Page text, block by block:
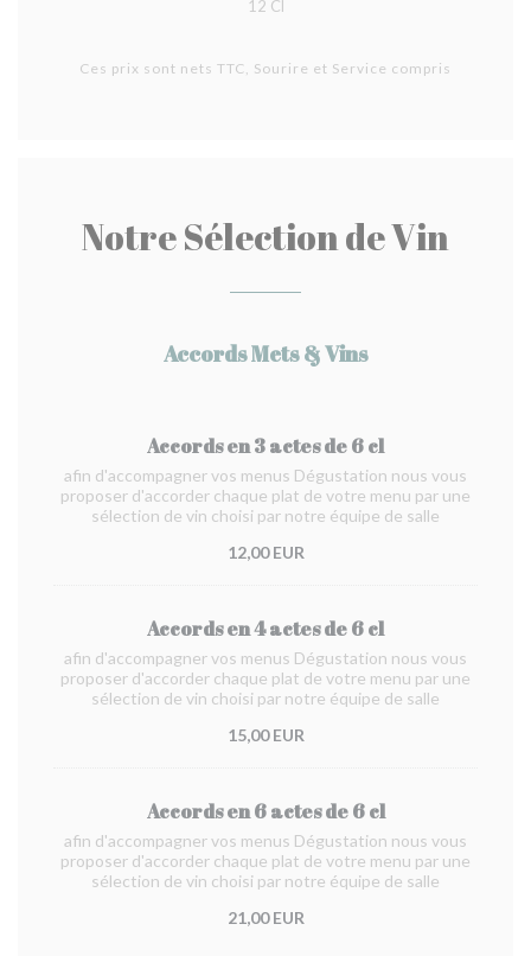
12 Cl
Ces prix sont nets TTC, Sourire et Service compris
Notre Sélection de Vin
Accords Mets & Vins
Accords en 3 actes de 6 cl
afin d'accompagner vos menus Dégustation nous vous
proposer d'accorder chaque plat de votre menu par une
sélection de vin choisi par notre équipe de salle
12,00 EUR
Accords en 4 actes de 6 cl
afin d'accompagner vos menus Dégustation nous vous
proposer d'accorder chaque plat de votre menu par une
sélection de vin choisi par notre équipe de salle
15,00 EUR
Accords en 6 actes de 6 cl
afin d'accompagner vos menus Dégustation nous vous
proposer d'accorder chaque plat de votre menu par une
sélection de vin choisi par notre équipe de salle
21,00 EUR